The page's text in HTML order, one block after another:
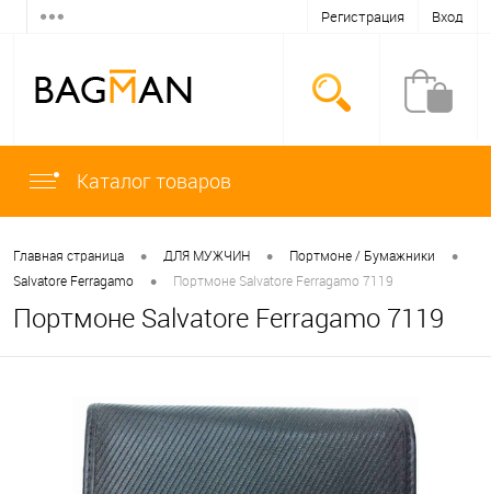
Регистрация Вход
Каталог товаров
Главная страница • ДЛЯ МУЖЧИН • Портмоне / Бумажники •
Salvatore Ferragamo • Портмоне Salvatore Ferragamo 7119
Портмоне Salvatore Ferragamo 7119